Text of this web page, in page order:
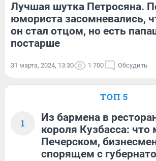
Лучшая шутка Петросяна.
юмориста засомневались,
он стал отцом, но есть
постарше
31 марта, 2024, 13:30 1 700 Обсудить
ТОП 5
1
Из бармена в
короля Кузбасса:
Печерском,
спорящем с